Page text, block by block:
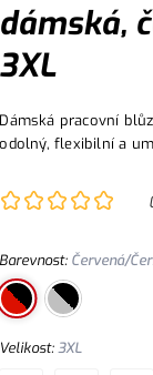
dámská,
3XL
Dámská pracovní
odolný, flexibilní a
Blůza je vybavena
rukávy
Barevnost: Červená/
Velikost:3XL